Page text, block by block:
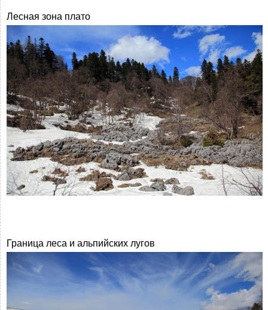
Лесная зона плато
Граница леса и альпийских лугов